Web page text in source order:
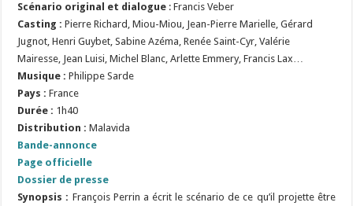
Scénario original et dialogue : Francis Veber
Casting : Pierre Richard, Miou-Miou, Jean-Pierre Marielle, Gérard
Jugnot, Henri Guybet, Sabine Azéma, Renée Saint-Cyr, Valérie
Mairesse, Jean Luisi, Michel Blanc, Arlette Emmery, Francis Lax…
Musique : Philippe Sarde
Pays : France
Durée : 1h40
Distribution : Malavida
Bande-annonce
Page officielle
Dossier de presse
Synopsis : François Perrin a écrit le scénario de ce qu’il projette être